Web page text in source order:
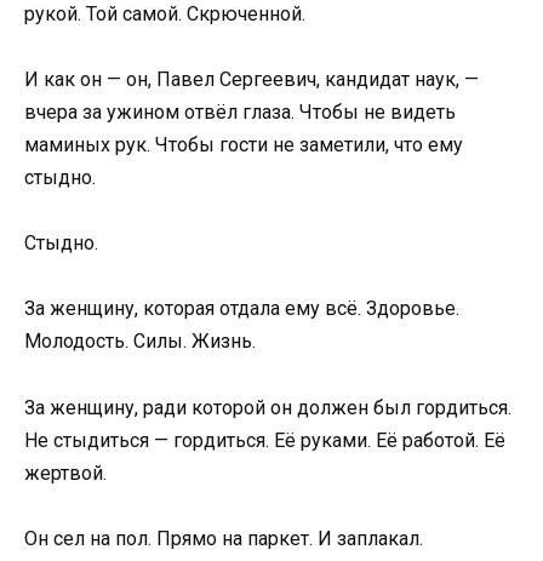
рукой. Той самой. Скрюченной.
И как он — он, Павел Сергеевич, кандидат наук, —
вчера за ужином отвёл глаза. Чтобы не видеть
маминых рук. Чтобы гости не заметили, что ему
стыдно.
Стыдно.
За женщину, которая отдала ему всё. Здоровье.
Молодость. Силы. Жизнь.
За женщину, ради которой он должен был гордиться.
Не стыдиться — гордиться. Её руками. Её работой. Её
жертвой.
Он сел на пол. Прямо на паркет. И заплакал.